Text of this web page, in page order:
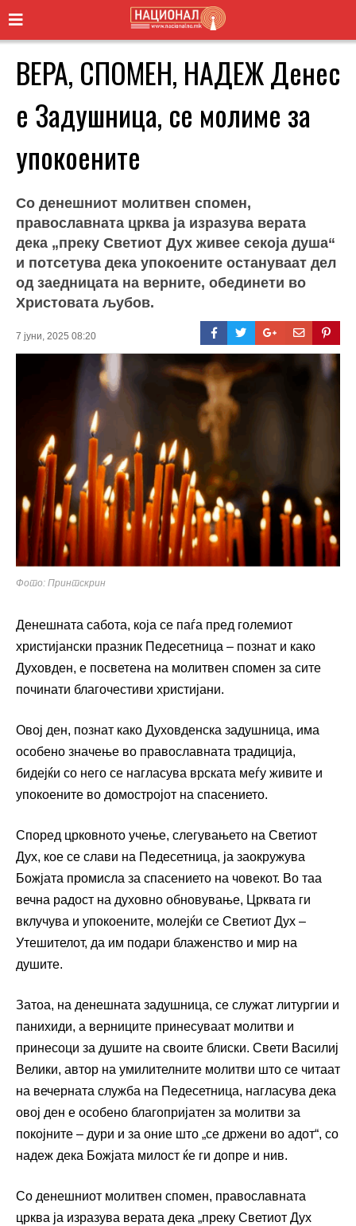
ВЕРА, СПОМЕН, НАДЕЖ Денес
е Задушница, се молиме за
упокоените
Со денешниот молитвен спомен,
православната црква ја изразува верата
дека „преку Светиот Дух живее секоја душа“
и потсетува дека упокоените остануваат дел
од заедницата на верните, обединети во
Христовата љубов.
7 јуни, 2025 08:20
Фото: Принтскрин
Денешната сабота, која се паѓа пред големиот
христијански празник Педесетница – познат и како
Духовден, е посветена на молитвен спомен за сите
починати благочестиви христијани.
Овој ден, познат како Духовденска задушница, има
особено значење во православната традиција,
бидејќи со него се нагласува врската меѓу живите и
упокоените во домостројот на спасението.
Според црковното учење, слегувањето на Светиот
Дух, кое се слави на Педесетница, ја заокружува
Божјата промисла за спасението на човекот. Во таа
вечна радост на духовно обновување, Црквата ги
вклучува и упокоените, молејќи се Светиот Дух –
Утешителот, да им подари блаженство и мир на
душите.
Затоа, на денешната задушница, се служат литургии и
панихиди, а верниците принесуваат молитви и
принесоци за душите на своите блиски. Свети Василиј
Велики, автор на умилителните молитви што се читаат
на вечерната служба на Педесетница, нагласува дека
овој ден е особено благопријатен за молитви за
покојните – дури и за оние што „се држени во адот“, со
надеж дека Божјата милост ќе ги допре и нив.
Со денешниот молитвен спомен, православната
црква ја изразува верата дека „преку Светиот Дух